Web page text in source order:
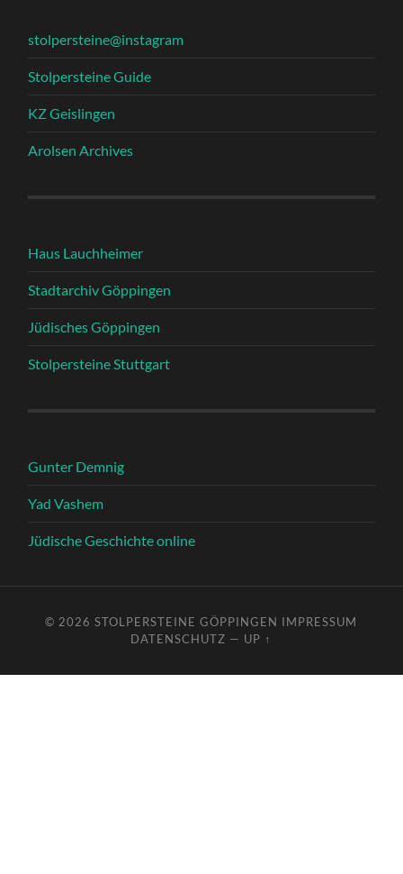
stolpersteine@instagram
Stolpersteine Guide
KZ Geislingen
Arolsen Archives
Haus Lauchheimer
Stadtarchiv Göppingen
Jüdisches Göppingen
Stolpersteine Stuttgart
Gunter Demnig
Yad Vashem
Jüdische Geschichte online
© 2026STOLPERSTEINE GÖPPINGEN IMPRESSUM
DATENSCHUTZ — UP ↑